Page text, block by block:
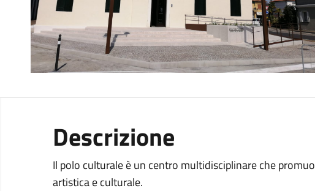
Descrizione
Il polo culturale è un centro multidisciplinare che
artistica e culturale.